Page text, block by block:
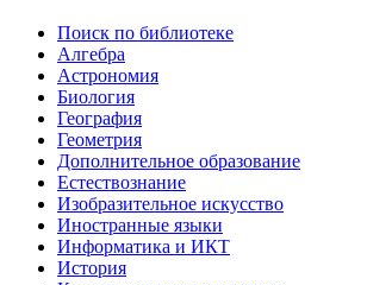
Поиск по библиотеке
Алгебра
Астрономия
Биология
География
Геометрия
Дополнительное образование
Естествознание
Изобразительное искусство
Иностранные языки
Информатика и ИКТ
История